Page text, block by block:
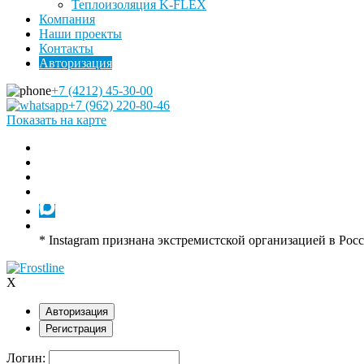
Теплоизоляция K-FLEX
Компания
Наши проекты
Контакты
Авторизация
+7 (4212) 45-30-00
+7 (962) 220-80-46
Показать на карте
* Instagram признана экстремистской организацией в
X
Авторизация
Регистрация
Логин: